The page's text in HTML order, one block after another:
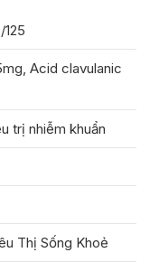
Acid clavulanic
trị nhiễm khuẩn
Thị Sống Khoẻ